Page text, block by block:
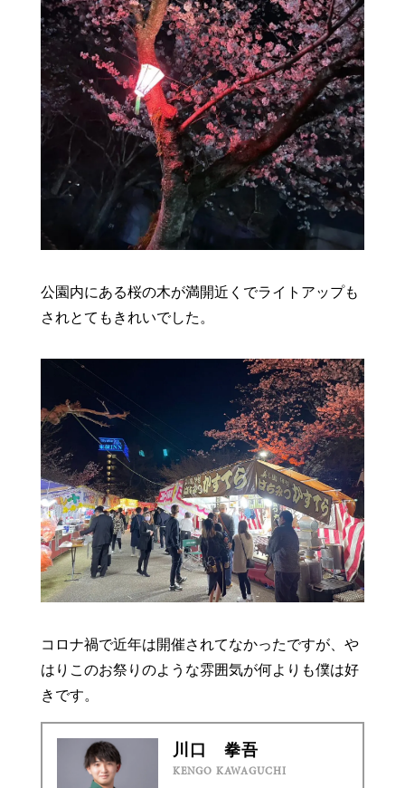
公園内にある桜の木が満開近くでライトアップも
されとてもきれいでした。
コロナ禍で近年は開催されてなかったですが、や
はりこのお祭りのような雰囲気が何よりも僕は好
きです。
川口 拳吾
KENGO KAWAGUCHI